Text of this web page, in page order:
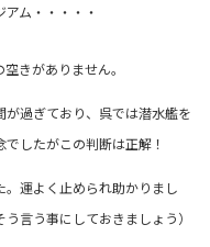
ム・・・・・
きがありません。
過ぎており、呉では潜水艦を
したがこの判断は正解！
運よく止められ助かりまし
言う事にしておきましょう）